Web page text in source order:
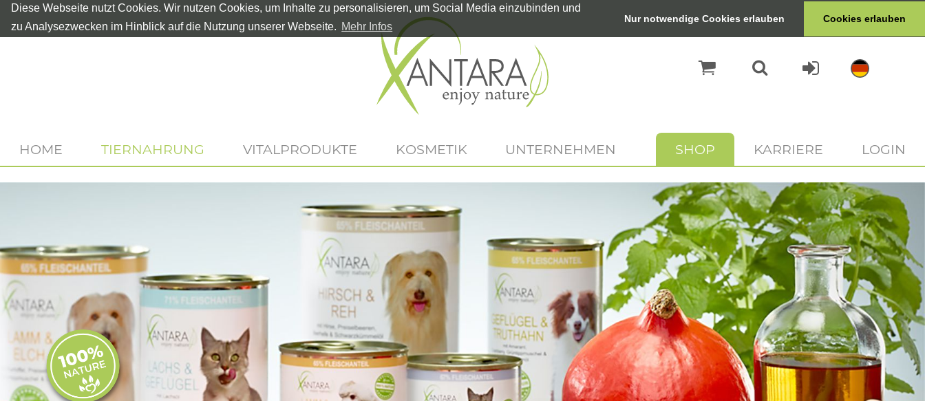
Diese Webseite nutzt Cookies. Wir nutzen Cookies, um Inhalte zu personalisieren, um Social Media einzubinden und
zu Analysezwecken im Hinblick auf die Nutzung unserer Webseite. Mehr Infos
Nur notwendige Cookies erlauben Cookies erlauben
HOME TIERNAHRUNG VITALPRODUKTE KOSMETIK UNTERNEHMEN SHOP KARRIERE LOGIN